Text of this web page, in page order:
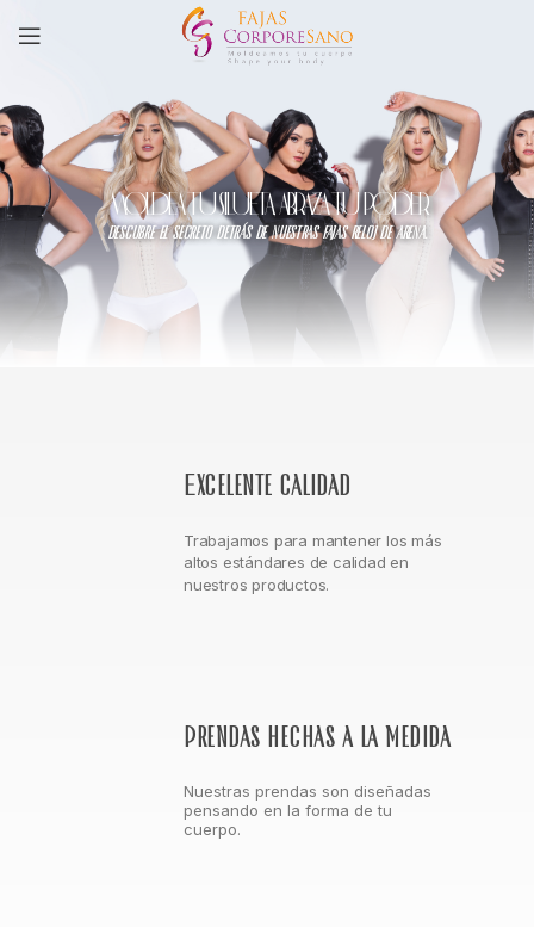
MOLDEA TU SILUETA, ABRAZA TU PODER
descubre el secreto detrás de nuestras fajas reloj de arena.
Excelente calidad
Trabajamos para mantener los más
altos estándares de calidad en
nuestros productos.
Prendas hechas a la medida
Nuestras prendas son diseñadas
pensando en la forma de tu
cuerpo.